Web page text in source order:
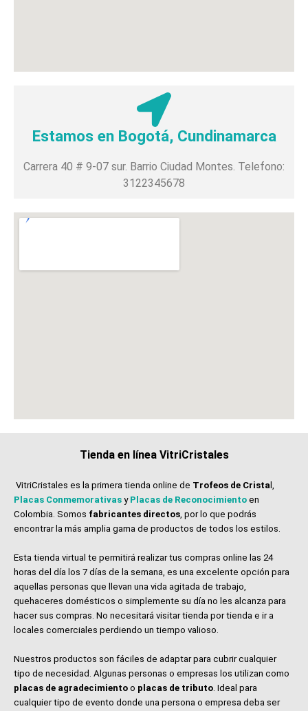
Estamos en Bogotá, Cundinamarca
Carrera 40 # 9-07 sur. Barrio Ciudad Montes. Telefono:
3122345678
Tienda en línea VitriCristales
VitriCristales es la primera tienda online de Trofeos de Crista l,
Placas Conmemorativas y Placas de Reconocimiento en
Colombia. Somos fabricantes directos, por lo que podrás
encontrar la más amplia gama de productos de todos los estilos.
Esta tienda virtual te permitirá realizar tus compras online las 24
horas del día los 7 días de la semana, es una excelente opción para
aquellas personas que llevan una vida agitada de trabajo,
quehaceres domésticos o simplemente su día no les alcanza para
hacer sus compras. No necesitará visitar tienda por tienda e ir a
locales comerciales perdiendo un tiempo valioso.
Nuestros productos son fáciles de adaptar para cubrir cualquier
tipo de necesidad. Algunas personas o empresas los utilizan como
placas de agradecimiento o placas de tributo. Ideal para
cualquier tipo de evento donde una persona o empresa deba ser